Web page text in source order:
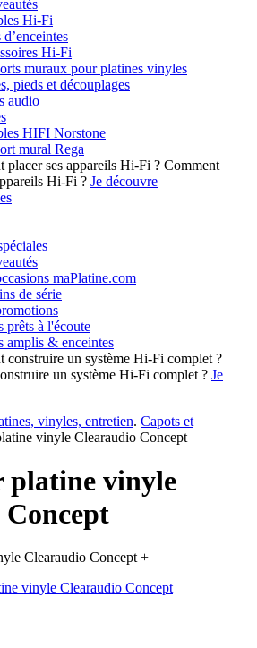
Hi-Fi
d’enceintes
Hi-Fi
muraux pour platines vinyles
pieds et découplages
audio
HIFI Norstone
mural Rega
Comment
Hi-Fi ? Je découvre
maPlatine.com
de série
prêts à l'écoute
amplis & enceintes
un système Hi-Fi complet ? Je
vinyles, entretien. Capots et
vinyle Clearaudio Concept
platine vinyle
+